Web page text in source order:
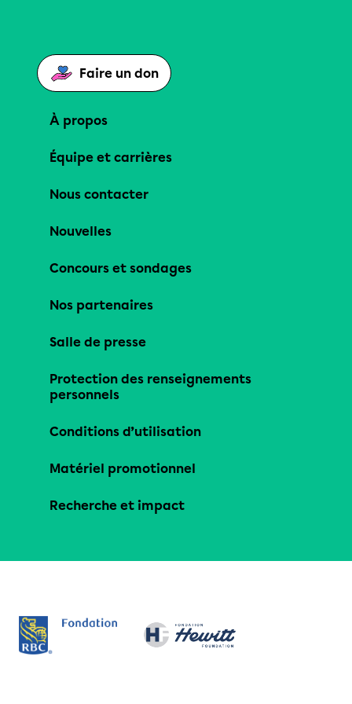
Faire un don
À propos
Équipe et carrières
Nous contacter
Nouvelles
Concours et sondages
Nos partenaires
Salle de presse
Protection des renseignements
personnels
Conditions d’utilisation
Matériel promotionnel
Recherche et impact